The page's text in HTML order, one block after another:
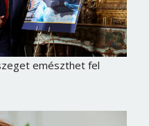
emészthet fel